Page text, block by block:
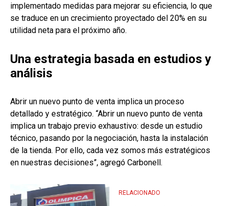
implementado medidas para mejorar su eficiencia, lo que
se traduce en un crecimiento proyectado del 20% en su
utilidad neta para el próximo año.
Una estrategia basada en estudios y
análisis
Abrir un nuevo punto de venta implica un proceso
detallado y estratégico. “Abrir un nuevo punto de venta
implica un trabajo previo exhaustivo: desde un estudio
técnico, pasando por la negociación, hasta la instalación
de la tienda. Por ello, cada vez somos más estratégicos
en nuestras decisiones”, agregó Carbonell.
RELACIONADO